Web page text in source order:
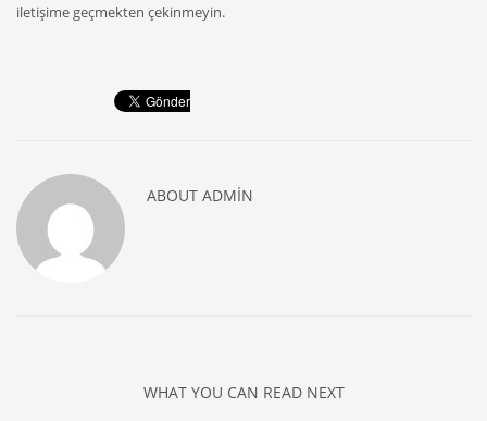
iletişime geçmekten çekinmeyin.
ABOUT ADMIN
WHAT YOU CAN READ NEXT